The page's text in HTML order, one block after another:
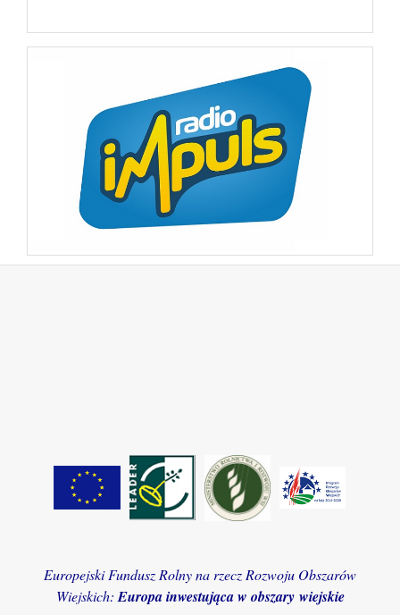
Europejski Fundusz Rolny na rzecz Rozwoju Obszarów
Wiejskich: Europa inwestująca w obszary wiejskie